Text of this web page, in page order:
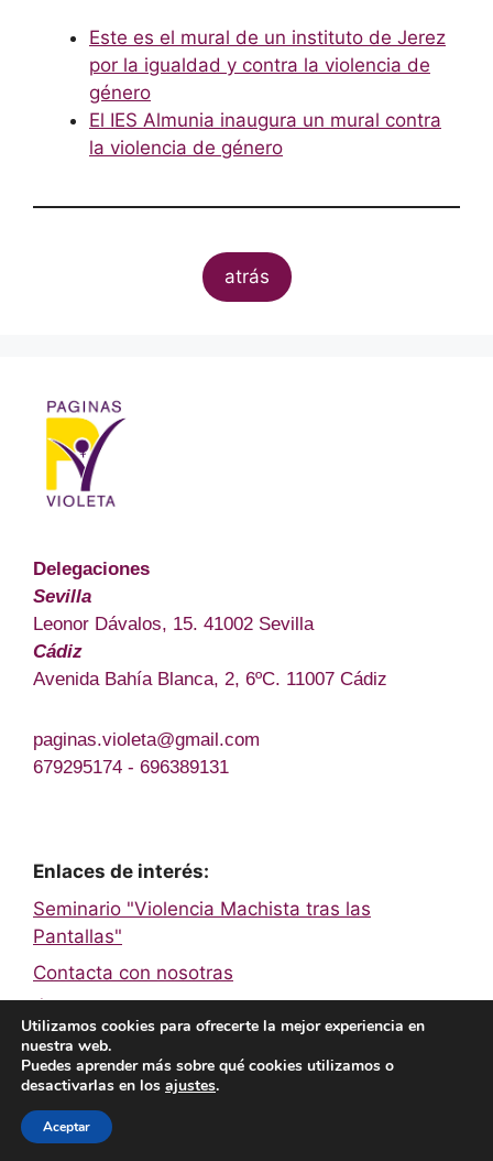
Este es el mural de un instituto de Jerez
por la igualdad y contra la violencia de
género
El IES Almunia inaugura un mural contra
la violencia de género
atrás
Delegaciones
Sevilla
Leonor Dávalos, 15. 41002 Sevilla
Cádiz
Avenida Bahía Blanca, 2, 6ºC. 11007 Cádiz
paginas.violeta@gmail.com
679295174 - 696389131
Enlaces de interés:
Seminario "Violencia Machista tras las
Pantallas"
Contacta con nosotras
Facebook
Twitter
© 2026 Páginas Violeta
Utilizamos cookies para ofrecerte la mejor experiencia en
nuestra web.
Puedes aprender más sobre qué cookies utilizamos o
desactivarlas en los ajustes.
Aceptar